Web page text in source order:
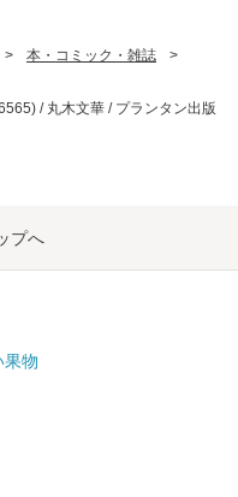
> 本・コミック・雑誌
>
/ 丸木文華 / プランタン出版
プへ
果物